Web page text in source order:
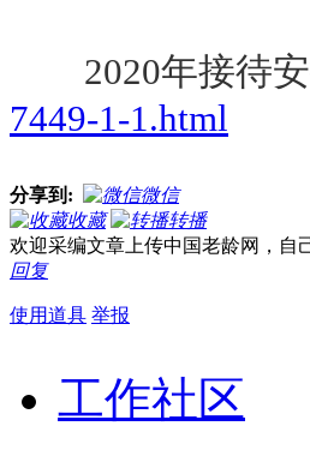
2020年接待
7449-1-1.html
分享到:
微信
收藏
转播
欢迎采编文章上传中国老龄网，自
回复
使用道具 举报
工作社区